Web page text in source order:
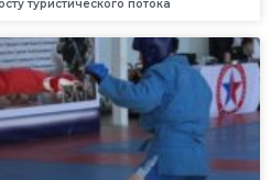
туристического потока